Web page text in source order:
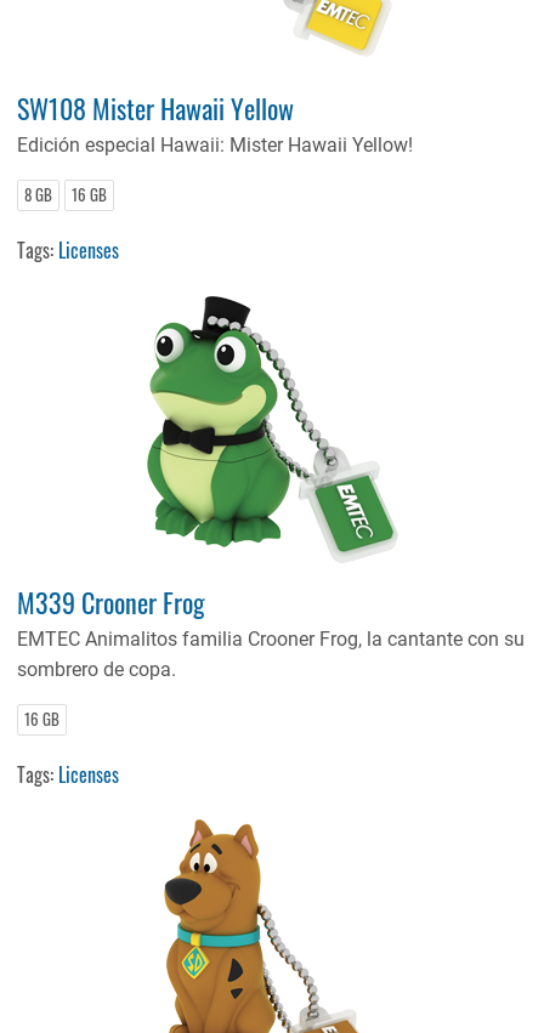
SW108 Mister Hawaii Yellow
Edición especial Hawaii: Mister Hawaii Yellow!
8 GB 16 GB
Tags: Licenses
M339 Crooner Frog
EMTEC Animalitos familia Crooner Frog, la cantante con su
sombrero de copa.
16 GB
Tags: Licenses